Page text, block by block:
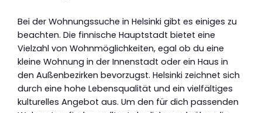
Bei der Wohnungssuche in Helsinki gibt es einiges zu
beachten. Die finnische Hauptstadt bietet eine
Vielzahl von Wohnmöglichkeiten, egal ob du eine
kleine Wohnung in der Innenstadt oder ein Haus in
den Außenbezirken bevorzugst. Helsinki zeichnet sich
durch eine hohe Lebensqualität und ein vielfältiges
kulturelles Angebot aus. Um den für dich passenden